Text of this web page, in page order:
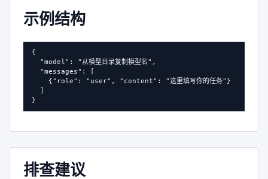
示例结构
{
  "model": "从模型目录复制模型名",
  "messages": [
    {"role": "user", "content": "这里填写你的任务"}
  ]
}
排查建议